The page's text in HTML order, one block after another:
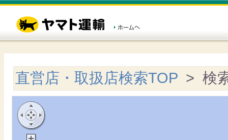
直営店・取扱店検索TOP > 検